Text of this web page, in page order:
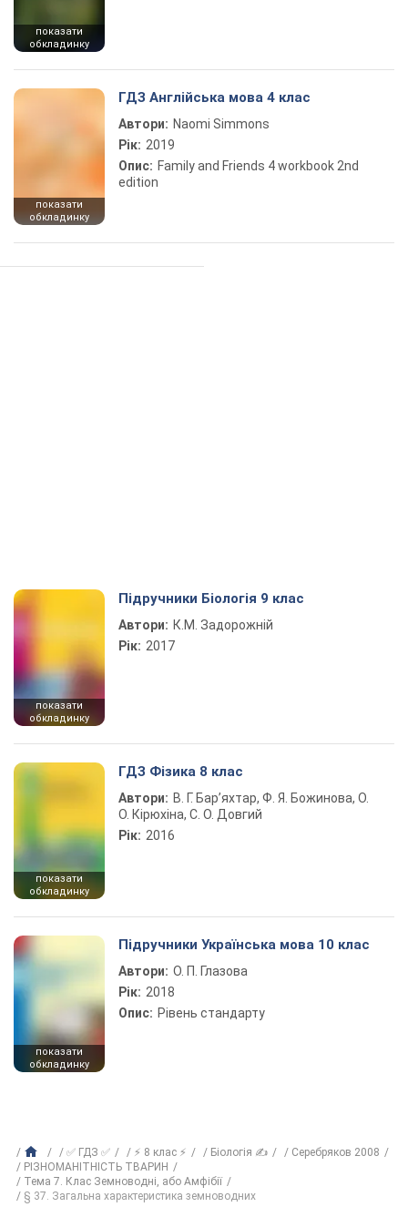
показати
обкладинку
показати
обкладинку
ГДЗ Англійська мова 4 клас
Автори: Naomi Simmons
Рік: 2019
Опис: Family and Friends 4 workbook 2nd
edition
показати
обкладинку
Підручники Біологія 9 клас
Автори: К.М. Задорожній
Рік: 2017
показати
обкладинку
ГДЗ Фізика 8 клас
Автори: В. Г. Бар’яхтар, Ф. Я. Божинова, О.
О. Кірюхіна, С. О. Довгий
Рік: 2016
показати
обкладинку
Підручники Українська мова 10 клас
Автори: О. П. Глазова
Рік: 2018
Опис: Рівень стандарту
✅ ГДЗ ✅ ⚡ 8 клас ⚡ Біологія ✍
Серебряков 2008
РІЗНОМАНІТНІСТЬ ТВАРИН
Тема 7. Клас Земноводні, або Амфібії
§ 37. Загальна характеристика земноводних